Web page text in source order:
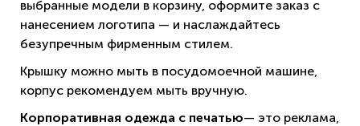
выбранные модели в корзину, оформите заказ с
нанесением логотипа — и наслаждайтесь
безупречным фирменным стилем.
Крышку можно мыть в посудомоечной машине,
корпус рекомендуем мыть вручную.
Корпоративная одежда с печатью— это реклама,